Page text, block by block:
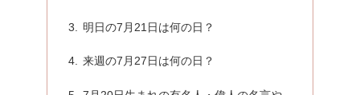
明日の7月21日は何の日？
来週の7月27日は何の日？